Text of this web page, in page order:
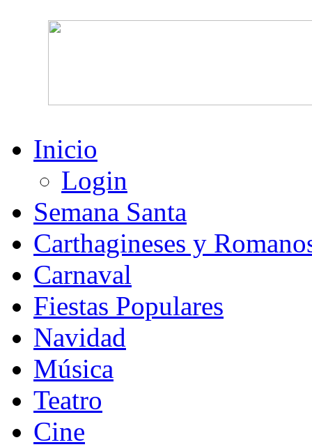
Inicio
Login
Semana Santa
Carthagineses y
Carnaval
Fiestas Populares
Navidad
Música
Teatro
Cine